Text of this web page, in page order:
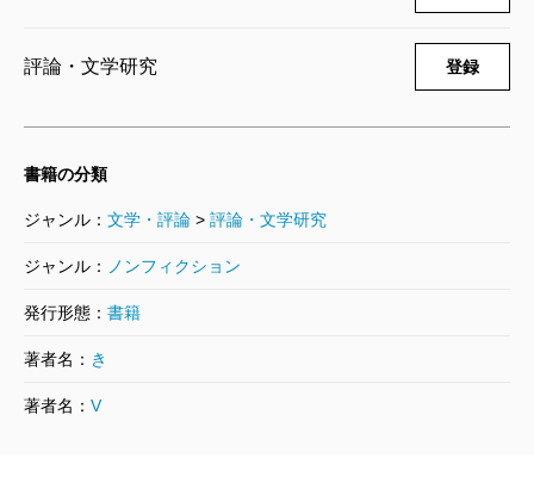
評論・文学研究 登録
書籍の分類
ジャンル： 文学・評論 > 評論・文学研究
ジャンル： ノンフィクション
発行形態： 書籍
著者名： き
著者名： V